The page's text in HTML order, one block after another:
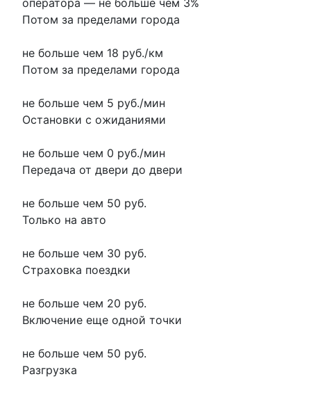
Потом за пределами города
не больше чем 18 руб./км
Потом за пределами города
не больше чем 5 руб./мин
Остановки с ожиданиями
не больше чем 0 руб./мин
Передача от двери до двери
не больше чем 50 руб.
Только на авто
не больше чем 30 руб.
Страховка поездки
не больше чем 20 руб.
Включение еще одной точки
не больше чем 50 руб.
Разгрузка